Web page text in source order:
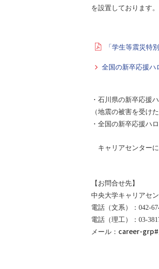
を設置しております。
「学生等震災特
全国の新卒応援ハ
・石川県の新卒応援
（地震の被害を受け
・全国の新卒応援ハ
キャリアセンターに
【お問合せ先】
中央大学キャリアセ
電話（文系）：042-
電話（理工）：03-
メール： career-